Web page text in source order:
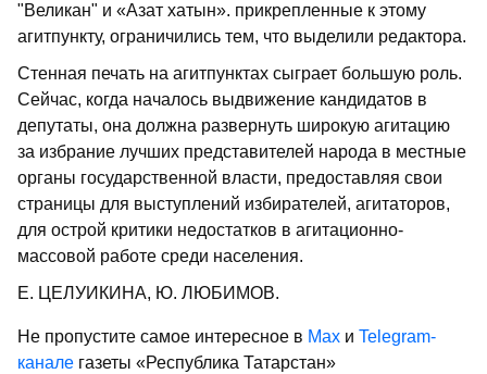
"Великан" и «Азат хатын». прикрепленные к этому
агитпункту, ограничились тем, что выделили редактора.
Стенная печать на агитпунктах сыграет большую роль.
Сейчас, когда началось выдвижение кандидатов в
депутаты, она должна развернуть широкую агитацию
за избрание лучших представителей народа в местные
органы государственной власти, предоставляя свои
страницы для выступлений избирателей, агитаторов,
для острой критики недостатков в агитационно-
массовой работе среди населения.
Е. ЦЕЛУИКИНА, Ю. ЛЮБИМОВ.
Не пропустите самое интересное в Max и Telegram-
канале газеты «Республика Татарстан»